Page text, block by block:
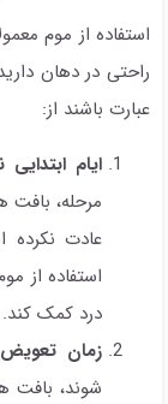
استفاده از موم
راحتی در دهان
عبارت باشند از:
ایام
مرحله،
عادت
استفاده از
درد کمک کند.
زمان
شوند، بافت